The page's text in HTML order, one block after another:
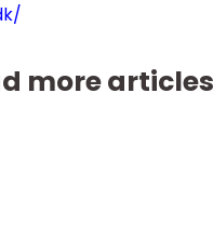
more